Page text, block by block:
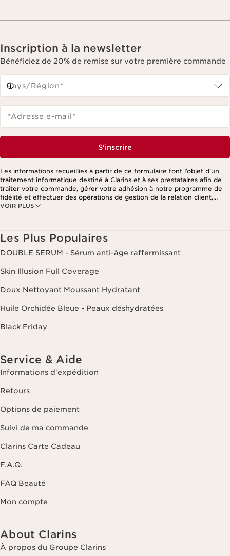
Inscription à la newsletter
Bénéficiez de 20% de remise sur votre première commande
Pays/Région*
*Adresse e-mail*
S'inscrire
VOIR PLUS
Les informations recueillies à partir de ce formulaire font l’objet d’un
traitement informatique destiné à Clarins et à ses prestataires afin de
traiter votre commande, gérer votre adhésion à notre programme de
fidélité et effectuer des opérations de gestion de la relation client,
notamment pour vous adresser des offres personnalisées en fonction
Les Plus Populaires
DOUBLE SERUM - Sérum anti-âge raffermissant
Skin Illusion Full Coverage
Doux Nettoyant Moussant Hydratant
Huile Orchidée Bleue - Peaux déshydratées
Black Friday
Service & Aide
Informations d'expédition
Retours
Options de paiement
Suivi de ma commande
Clarins Carte Cadeau
F.A.Q.
FAQ Beauté
Mon compte
About Clarins
À propos du Groupe Clarins